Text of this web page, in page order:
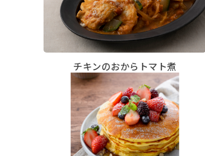
チキンのおからトマト煮